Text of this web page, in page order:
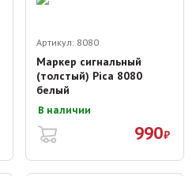
Артикул: 8080
Маркер сигнальный
(толстый) Pica 8080
белый
В наличии
990₽